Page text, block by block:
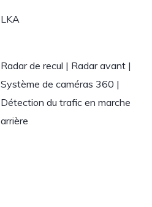
LKA
Radar de recul | Radar avant |
Système de caméras 360 |
Détection du trafic en marche
arrière